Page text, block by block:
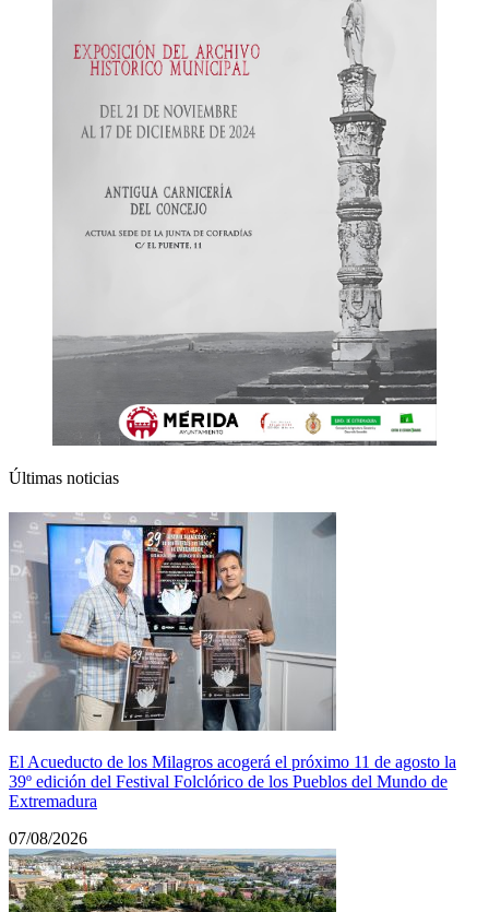
Últimas noticias
El Acueducto de los Milagros acogerá el próximo 11 de agosto la
39º edición del Festival Folclórico de los Pueblos del Mundo de
Extremadura
07/08/2026